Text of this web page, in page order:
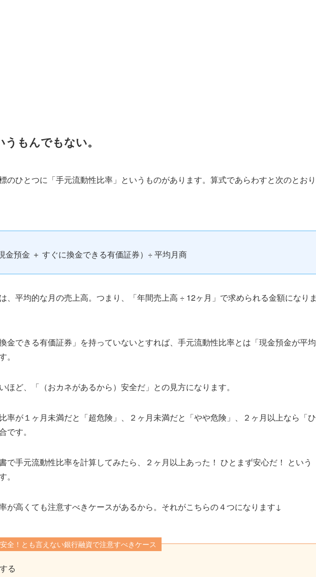
もんでもない。
のひとつに「手元流動性比率」というものがあります。算式であらわすと次のとおり
金預金 ＋ すぐに換金できる有価証券）÷ 平均月商
、平均的な月の売上高。つまり、「年間売上高 ÷ 12ヶ月」で求められる金額になりま
金できる有価証券」を持っていないとすれば、手元流動性比率とは「現金預金が平均
ほど、「（おカネがあるから）安全だ」との見方になります。
率が１ヶ月未満だと「超危険」、２ヶ月未満だと「やや危険」、２ヶ月以上なら「ひ
です。
で手元流動性比率を計算してみたら、２ヶ月以上あった！ ひとまず安心だ！ という
が高くても注意すべきケースがあるから。それがこちらの４つになります↓
全！とも言えない銀行融資で注意すべきケース
る